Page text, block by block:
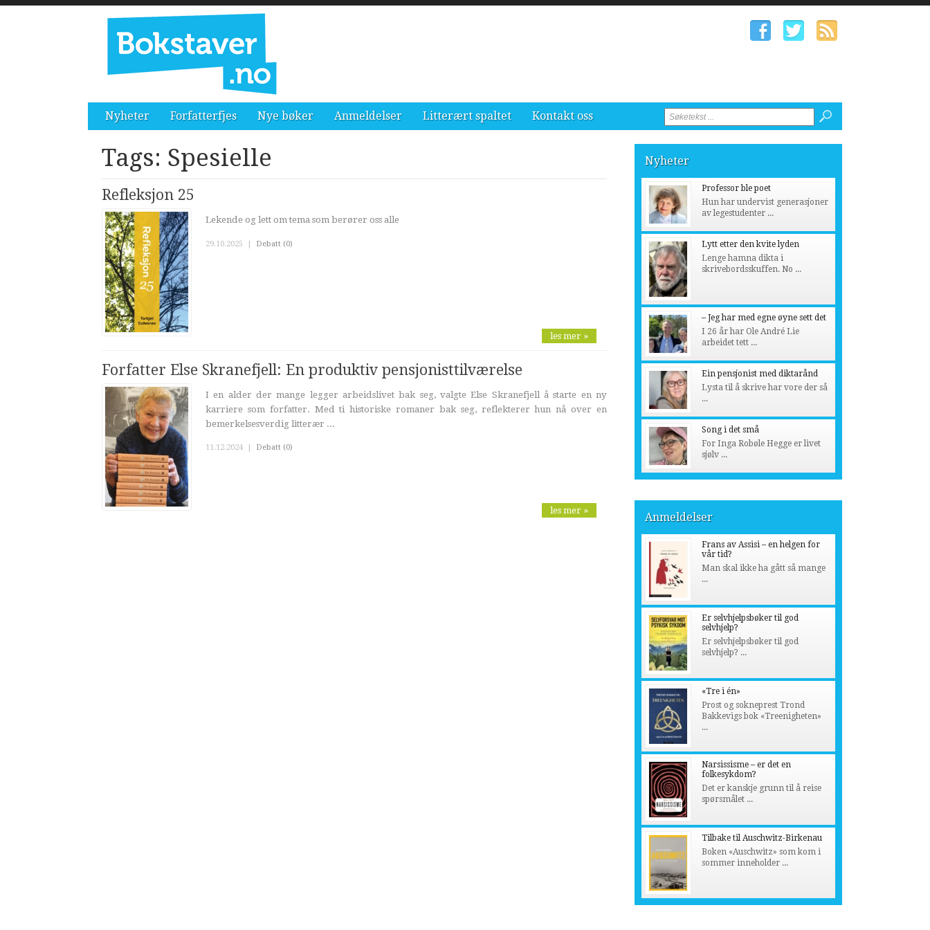
Nyheter Forfatterfjes Nye bøker Anmeldelser Litterært spaltet Kontakt oss
Tags: Spesielle
Refleksjon 25
Lekende og lett om tema som berører oss alle
29.10.2025 | Debatt (0)
les mer »
Forfatter Else Skranefjell: En produktiv pensjonisttilværelse
I en alder der mange legger arbeidslivet bak seg, valgte Else Skranefjell å starte en ny
karriere som forfatter. Med ti historiske romaner bak seg, reflekterer hun nå over en
bemerkelsesverdig litterær ...
11.12.2024 Debatt (0)
les mer »
Nyheter
Professor ble poet
Hun har undervist generasjoner
av legestudenter ...
Lytt etter den kvite lyden
Lenge hamna dikta i
skrivebordsskuffen. No ...
– Jeg har med egne øyne sett det
I 26 år har Ole André Lie
arbeidet tett ...
Ein pensjonist med diktarånd
Lysta til å skrive har vore der så
...
Song i det små
For Inga Robøle Hegge er livet
sjølv ...
Anmeldelser
Frans av Assisi – en helgen for
vår tid?
Man skal ikke ha gått så mange
...
Er selvhjelpsbøker til god
selvhjelp?
Er selvhjelpsbøker til god
selvhjelp? ...
«Tre i én»
Prost og sokneprest Trond
Bakkevigs bok «Treenigheten»
...
Narsissisme – er det en
folkesykdom?
Det er kanskje grunn til å reise
spørsmålet ...
Tilbake til Auschwitz-Birkenau
Boken «Auschwitz» som kom i
sommer inneholder ...